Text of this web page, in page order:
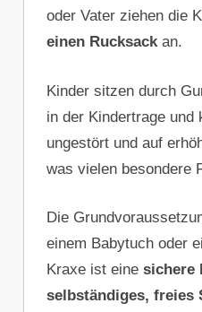
oder Vater ziehen die
einen Rucksackan.
Kinder sitzen durch
in der Kindertrage und
ungestört und auf
was vielen besondere
Die
einem Babytuch oder
Kraxe ist eine sichere
selbständiges, freies